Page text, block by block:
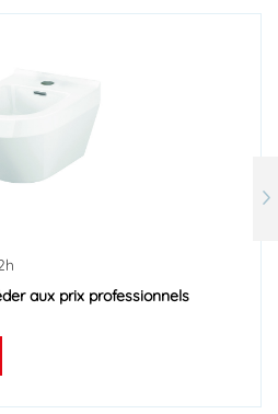
aux prix professionnels
aux prix professionnels